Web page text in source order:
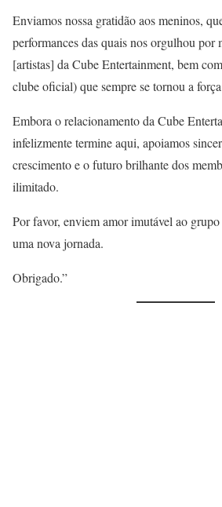
Enviamos nossa gratidão aos meninos,
performances das quais nos orgulhou por
[artistas] da Cube Entertainment, bem
clube oficial) que sempre se tornou a
Embora o relacionamento da Cube
infelizmente termine aqui, apoiamos
crescimento e o futuro brilhante dos
ilimitado.
Por favor, enviem amor imutável ao
uma nova jornada.
Obrigado.”